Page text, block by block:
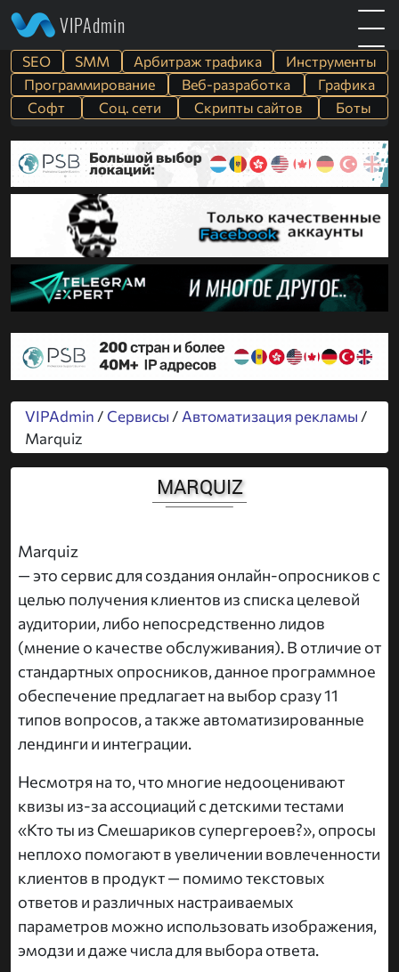
VIPAdmin
SEO SMM Арбитраж трафика
Инструменты
Программирование
Веб-разработка
Графика
Софт
Cоц. сети Скрипты сайтов Боты
VIPAdmin / Сервисы / Автоматизация рекламы /
Marquiz
MARQUIZ
Marquiz
— это сервис для создания онлайн-опросников с
целью получения клиентов из списка целевой
аудитории, либо непосредственно лидов
(мнение о качестве обслуживания). В отличие от
стандартных опросников, данное программное
обеспечение предлагает на выбор сразу 11
типов вопросов, а также автоматизированные
лендинги и интеграции.
Несмотря на то, что многие недооценивают
квизы из-за ассоциаций с детскими тестами
«Кто ты из Смешариков супергероев?», опросы
неплохо помогают в увеличении вовлеченности
клиентов в продукт — помимо текстовых
ответов и различных настраиваемых
параметров можно использовать изображения,
эмодзи и даже числа для выбора ответа.